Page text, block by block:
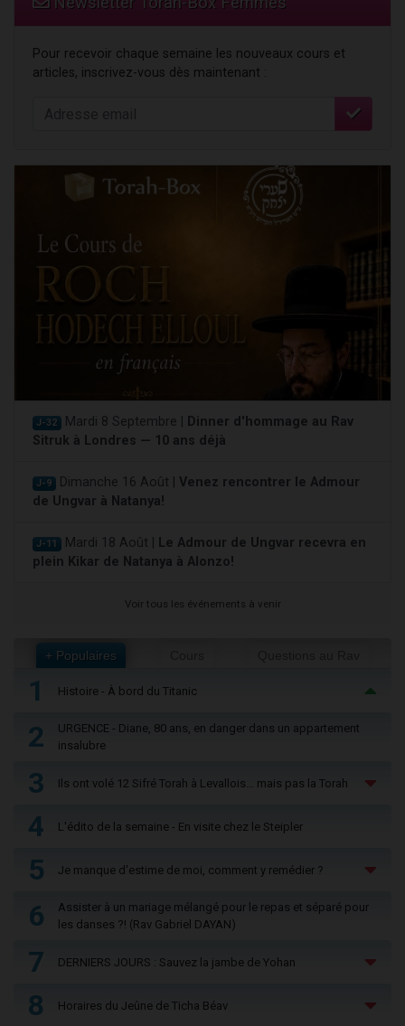
Pour recevoir chaque semaine les nouveaux cours et
articles, inscrivez-vous dès maintenant :
J-32 Mardi 8 Septembre |
Dinner d'hommage au Rav
Sitruk à Londres — 10 ans déjà
J-9 Dimanche 16 Août | Venez rencontrer le Admour
de Ungvar à Natanya!
J-11 Mardi 18 Août |
Le Admour de Ungvar recevra en
plein Kikar de Natanya à Alonzo!
Voir tous les événements à venir
+ Populaires
1 Histoire - À bord du Titanic
2
URGENCE - Diane, 80 ans, en danger dans un appartement
insalubre
3 Ils ont volé 12 Sifré Torah à Levallois… mais pas la Torah
4 L'édito de la semaine - En visite chez le Steipler
5 Je manque d'estime de moi, comment y remédier ?
6
Assister à un mariage mélangé pour le repas et séparé pour
les danses ?! (Rav Gabriel DAYAN)
7 DERNIERS JOURS : Sauvez la jambe de Yohan
8 Horaires du Jeûne de Ticha Béav